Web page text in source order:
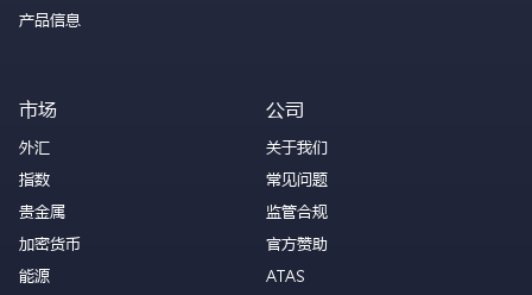
产品信息
市场
外汇
指数
贵金属
加密货币
能源
公司
关于我们
常见问题
监管合规
官方赞助
ATAS